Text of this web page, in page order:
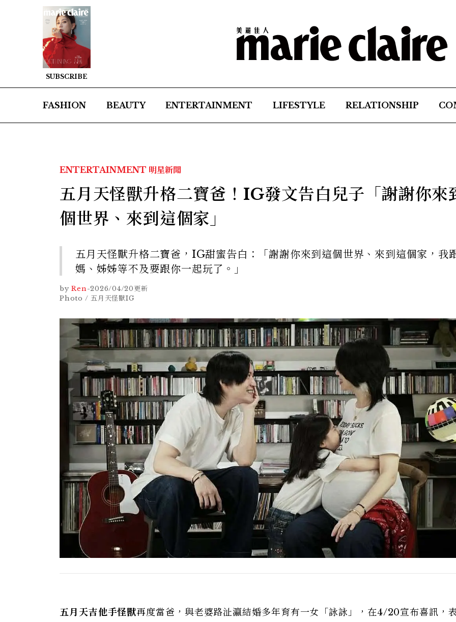
SUBSCRIBE
FASHION BEAUTY ENTERTAINMENT LIFESTYLE RELATIONSHIP
ENTERTAINMENT 明星新聞
五月天怪獸升格二寶爸！IG發文告白兒子「謝謝你來
個世界、來到這個家」
五月天怪獸升格二寶爸，IG甜蜜告白：「謝謝你來到這個世界、來到這個家，我
媽、姊姊等不及要跟你一起玩了。」
by Ren-2026/04/20更新
Photo / 五月天怪獸IG
五月天吉他手怪獸再度當爸，與老婆路沚瀛結婚多年育有一女「詠詠」，在4/20宣布喜訊，